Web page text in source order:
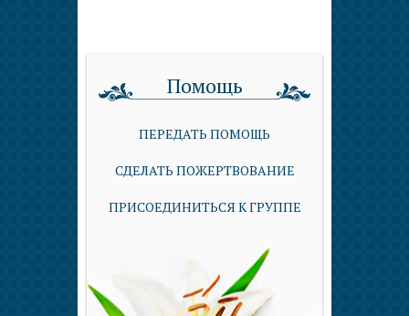
Помощь
ПЕРЕДАТЬ ПОМОЩЬ
СДЕЛАТЬ ПОЖЕРТВОВАНИЕ
ПРИСОЕДИНИТЬСЯ К ГРУППЕ